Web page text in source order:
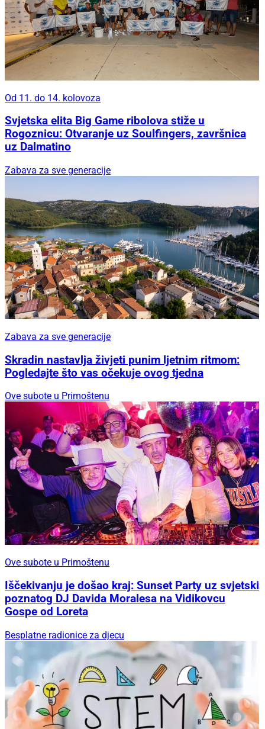
Od 11. do 14. kolovoza
Svjetska elita Big Game ribolova stiže u
Rogoznicu: Otvaranje uz Soulfingers, završnica
uz Dalmatino
Zabava za sve generacije
Zabava za sve generacije
Skradin nastavlja živjeti punim ljetnim ritmom:
Pogledajte što vas očekuje ovog tjedna
Ove subote u Primoštenu
Ove subote u Primoštenu
Iščekivanju je došao kraj: Sunset Party uz svjetski
poznatog DJ Davida Moralesa na Vidikovcu
Gospe od Loreta
Besplatne radionice za djecu